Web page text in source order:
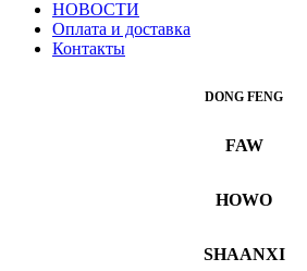
НОВОСТИ
Оплата и доставка
Контакты
DONG FENG
FAW
HOWO
SHAANXI